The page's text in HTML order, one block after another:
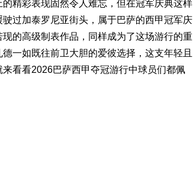
的精彩表现固然令人难忘，但在冠军庆典这样
过加泰罗尼亚街头，属于巴萨的西甲冠军庆
的高级制表作品，同样成为了这场游行的重
一如既往前卫大胆的爱彼选择，这支年轻且
看看2026巴萨西甲夺冠游行中球员们都佩